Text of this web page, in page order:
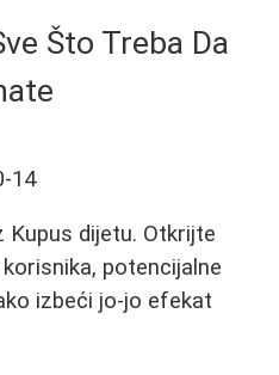
Što Treba Da
14
Kupus dijetu. Otkrijte
potencijalne
izbeći jo-jo efekat